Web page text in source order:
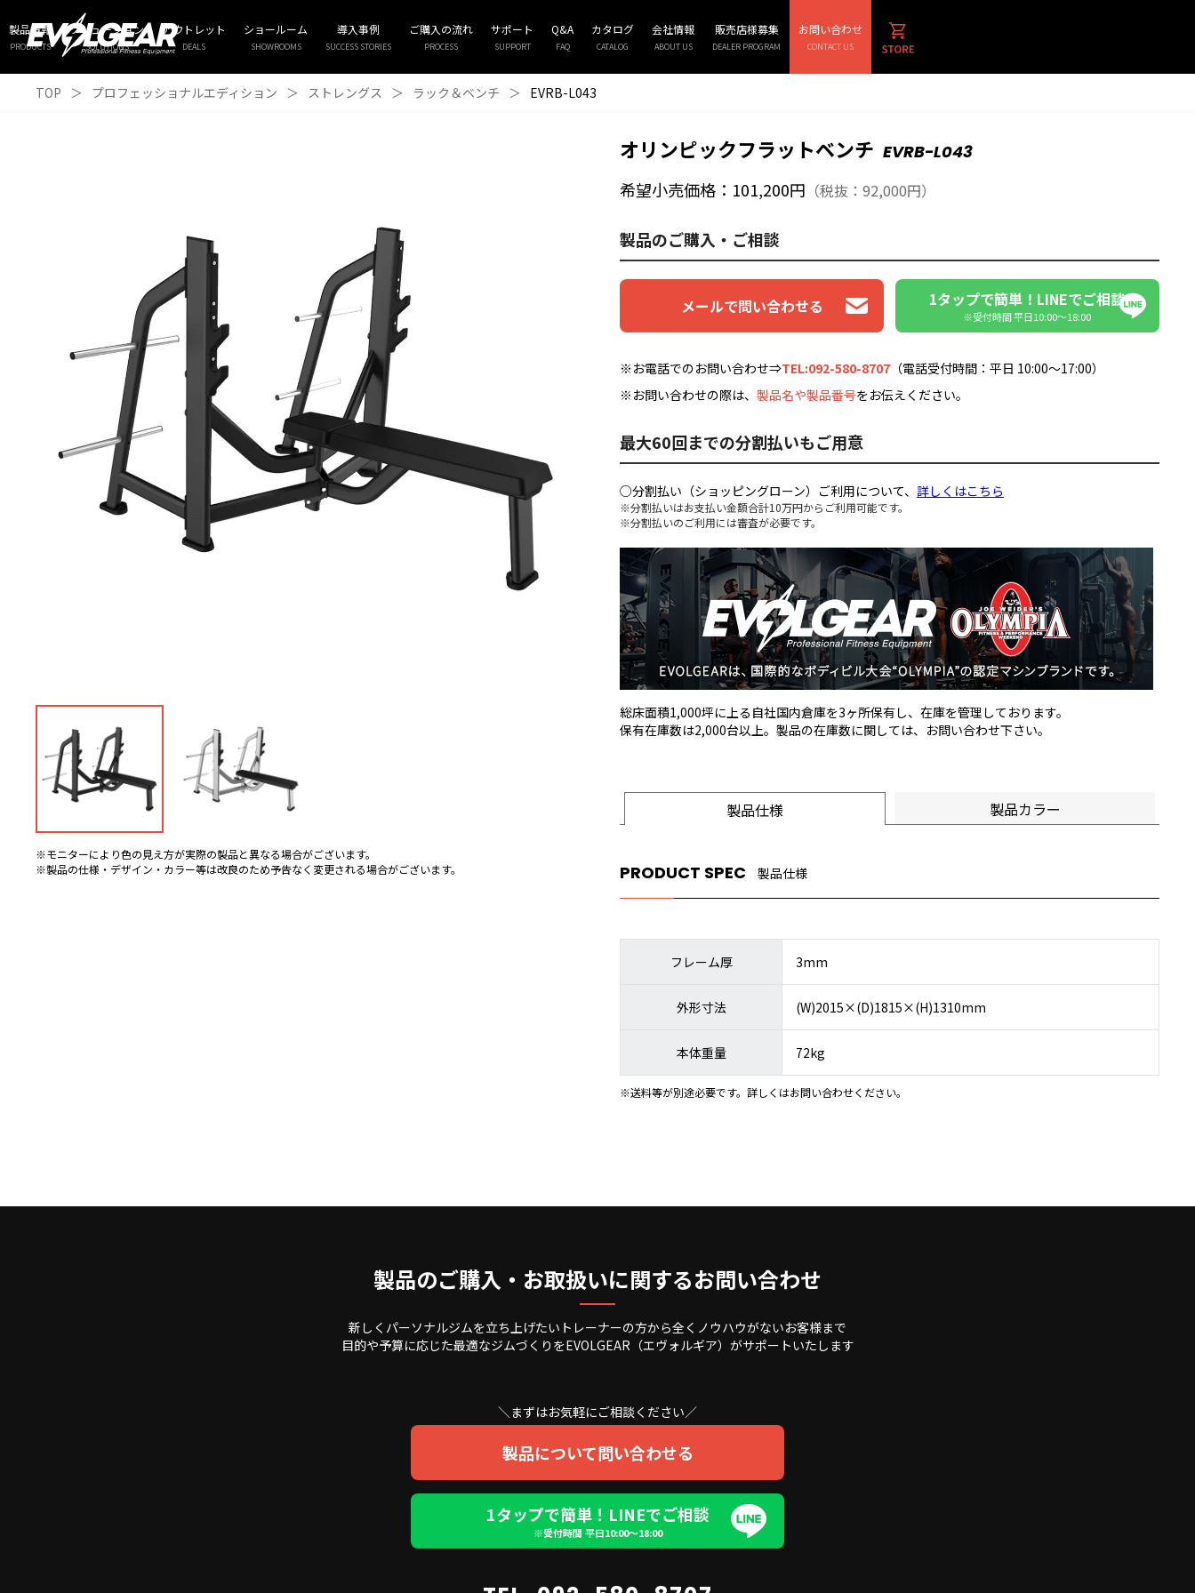
製品情報
PRODUCTS
ソリューション
SOLUTIONS
アウトレット
DEALS
ショールーム
SHOWROOMS
導入事例
SUCCESS STORIES
ご購入の流れ
PROCESS
サポート
SUPPORT
Q&A
FAQ
カタログ
CATALOG
会社情報
ABOUT US
販売店様募集
DEALER PROGRAM
お問い合わせ
CONTACT US
TOP ＞ プロフェッショナルエディション ＞ ストレングス ＞ ラック＆ベンチ ＞ EVRB-L043
※モニターにより色の見え方が実際の製品と異なる場合がございます。
※製品の仕様・デザイン・カラー等は改良のため予告なく変更される場合がございます。
オリンピックフラットベンチ EVRB-L043
希望小売価格：101,200円 （税抜：92,000円）
製品のご購入・ご相談
メールで問い合わせる 1タップで簡単！LINEでご相談
※受付時間 平日10:00〜18:00
※お電話でのお問い合わせ⇒TEL:092-580-8707 （電話受付時間：平日 10:00～17:00）
※お問い合わせの際は、 製品名や製品番号をお伝えください。
最大60回までの分割払いもご用意
○分割払い（ショッピングローン）ご利用について、 詳しくはこちら
※分割払いはお支払い金額合計10万円からご利用可能です。
※分割払いのご利用には審査が必要です。
総床面積1,000坪に上る自社国内倉庫を3ヶ所保有し、在庫を管理しております。
保有在庫数は2,000台以上。製品の在庫数に関しては、お問い合わせ下さい。
製品仕様 製品カラー
PRODUCT SPEC 製品仕様
フレーム厚 3mm
外形寸法 (W)2015×(D)1815×(H)1310mm
本体重量 72kg
※送料等が別途必要です。詳しくはお問い合わせください。
製品のご購入・お取扱いに関するお問い合わせ
新しくパーソナルジムを立ち上げたいトレーナーの方から全くノウハウがないお客様まで
目的や予算に応じた最適なジムづくりをEVOLGEAR（エヴォルギア）がサポートいたします
＼まずはお気軽にご相談ください／
製品について問い合わせる
1タップで簡単！LINEでご相談
※受付時間 平日10:00〜18:00